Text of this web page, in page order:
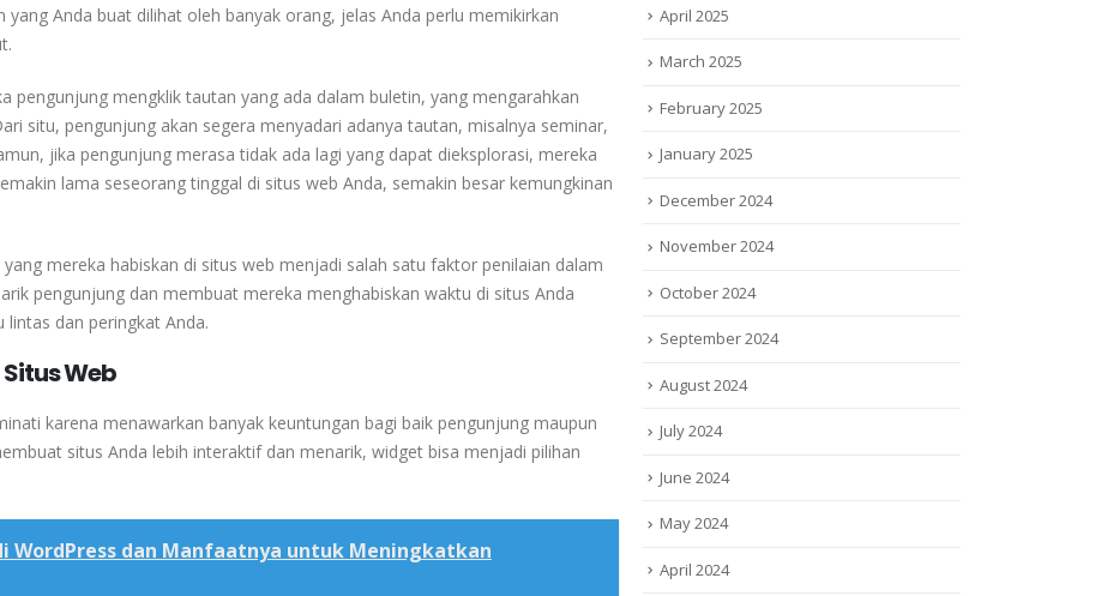
yang Anda buat dilihat oleh banyak orang, jelas Anda perlu memikirkan
pengunjung mengklik tautan yang ada dalam buletin, yang mengarahkan
situ, pengunjung akan segera menyadari adanya tautan, misalnya seminar,
jika pengunjung merasa tidak ada lagi yang dapat dieksplorasi, mereka
lama seseorang tinggal di situs web Anda, semakin besar kemungkinan
mereka habiskan di situs web menjadi salah satu faktor penilaian dalam
pengunjung dan membuat mereka menghabiskan waktu di situs Anda
lintas dan peringkat Anda.
Web
karena menawarkan banyak keuntungan bagi baik pengunjung maupun
situs Anda lebih interaktif dan menarik, widget bisa menjadi pilihan
WordPress dan Manfaatnya untuk Meningkatkan
April 2025
March 2025
February 2025
January 2025
December 2024
November 2024
October 2024
September 2024
August 2024
July 2024
June 2024
May 2024
April 2024